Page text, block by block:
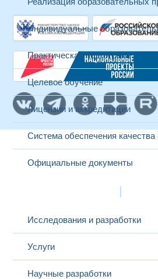
Индивидуальные
Практическая подготовка
Целевое обучение
Лицензии и аккредитации
Система обеспечения
Официальные документы
Исследования и разработки
Услуги
Научные разработки